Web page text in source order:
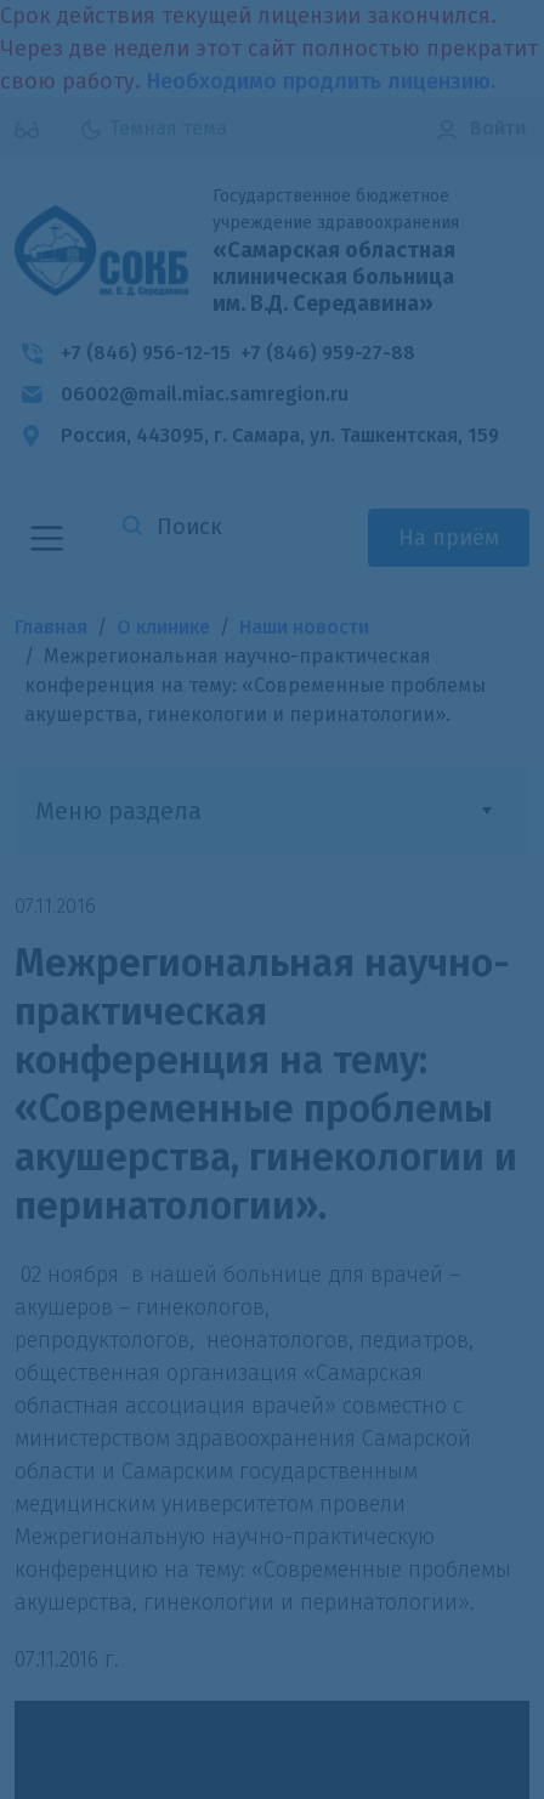
Срок действия текущей лицензии закончился.
Через две недели этот сайт полностью прекратит
свою работу.
Государственное бюджетное
учреждение здравоохранения
«Самарская областная
клиническая больница
им. В.Д. Середавина»
+7 (846) 956-12-15 +7 (846) 959-27-88
06002@mail.miac.samregion.ru
Россия, 443095, г. Самара, ул. Ташкентская, 159
На приём
Межрегиональная научно-практическая
конференция на тему: «Современные проблемы
акушерства, гинекологии и перинатологии».
Меню раздела
07.11.2016
Межрегиональная научно-
практическая
конференция на тему:
«Современные проблемы
акушерства, гинекологии и
перинатологии».
02 ноября в нашей больнице для врачей –
акушеров – гинекологов,
репродуктологов, неонатологов, педиатров,
общественная организация «Самарская
областная ассоциация врачей» совместно с
министерством здравоохранения Самарской
области и Самарским государственным
медицинским университетом провели
Межрегиональную научно-практическую
конференцию на тему: «Современные проблемы
акушерства, гинекологии и перинатологии».
07.11.2016 г.